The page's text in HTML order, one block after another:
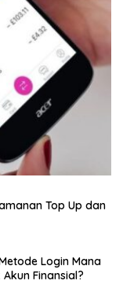
Top Up dan
Login Mana
Finansial?